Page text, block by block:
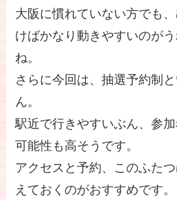
大阪に慣れていない方でも
けばかなり動きやすいのが
ね。
さらに今回は、抽選予約制
ん。
駅近で行きやすいぶん、参
可能性も高そうです。
アクセスと予約、このふた
えておくのがおすすめです。